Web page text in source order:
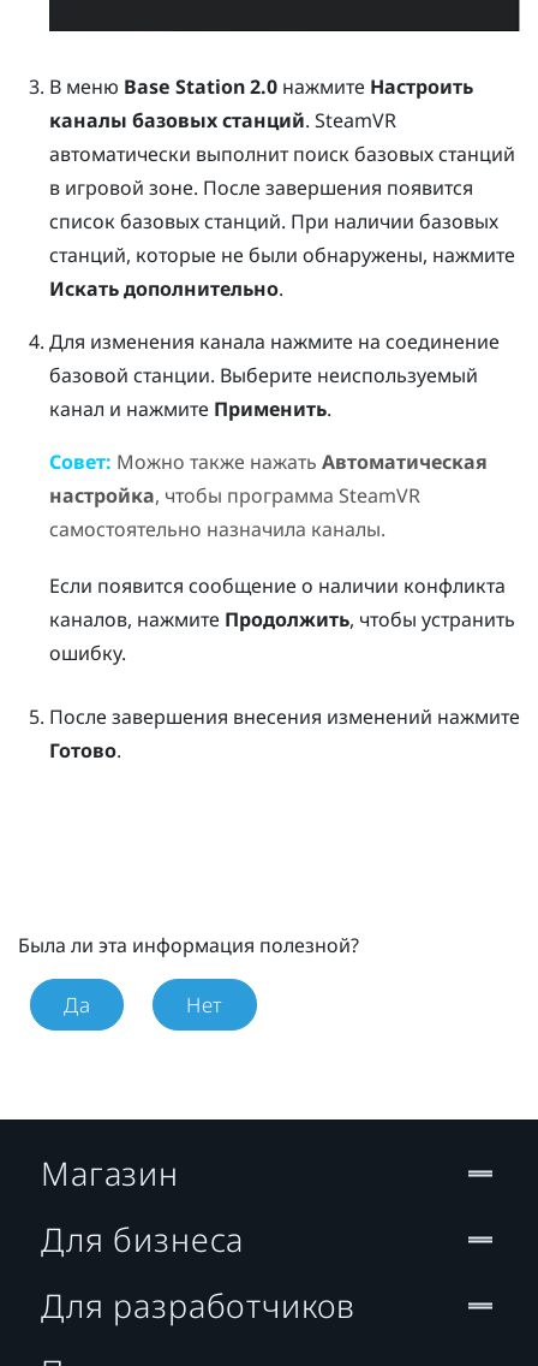
В меню Base Station 2.0нажмите Настроить
каналы базовых станций. SteamVR
автоматически выполнит поиск базовых станций
в игровой зоне. После завершения появится
список базовых станций. При наличии базовых
станций, которые не были обнаружены, нажмите
Искать дополнительно.
Для изменения канала нажмите на соединение
базовой станции. Выберите неиспользуемый
канал и нажмите Применить.
Совет: Можно также нажать Автоматическая
настройка, чтобы программа SteamVR
самостоятельно назначила каналы.
Если появится сообщение о наличии конфликта
каналов, нажмите Продолжить, чтобы устранить
ошибку.
После завершения внесения изменений нажмите
Готово.
Была ли эта информация полезной?
Да Нет
Магазин
Для бизнеса
Для разработчиков